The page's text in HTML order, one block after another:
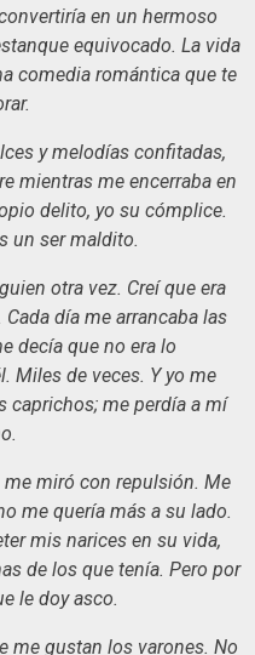
en un hermoso
equivocado. La vida
comedia romántica que te
y melodías confitadas,
mientras me encerraba en
delito, yo su cómplice.
un ser maldito.
otra vez. Creí que era
día me arrancaba las
decía que no era lo
Miles de veces. Y yo me
caprichos; me perdía a mí
miró con repulsión. Me
me quería más a su lado.
mis narices en su vida,
de los que tenía. Pero por
le doy asco.
me gustan los varones. No